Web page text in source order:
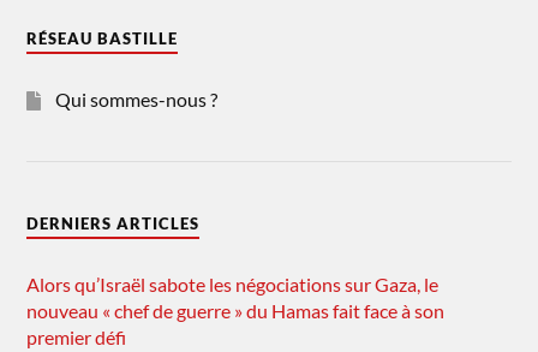
RÉSEAU BASTILLE
Qui sommes-nous ?
DERNIERS ARTICLES
Alors qu’Israël sabote les négociations sur Gaza, le
nouveau « chef de guerre » du Hamas fait face à son
premier défi